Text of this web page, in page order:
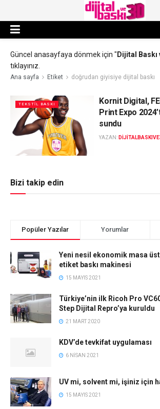
Güncel anasayfaya dönmek için " Dijital Baskı
tıklayınız.
Ana sayfa Etiket doğrudan giyisiye dijital baskı
TEKSTIL BASKI
Kornit Digital,
Print Expo
sundu
YAZAN:
Bizi takip edin
Popüler Yazılar Yorumlar
Yeni nesil ekonomik masa
etiket baskı makinesi
15 MAYIS 2021
Türkiye’nin ilk Ricoh Pro
Step Dijital Repro’ya kuruldu
21 MART 2020
KDV’de tevkifat uygulaması
6 NISAN 2021
UV mi, solvent mi, işiniz için
15 MAYIS 2021